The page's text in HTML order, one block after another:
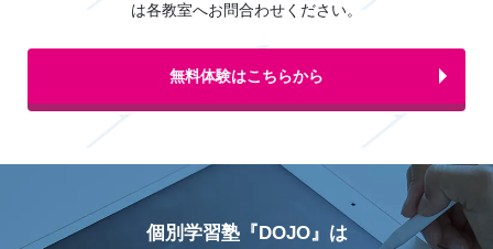
は各教室へお問合わせください。
無料体験はこちらから
個別学習塾『DOJO』は